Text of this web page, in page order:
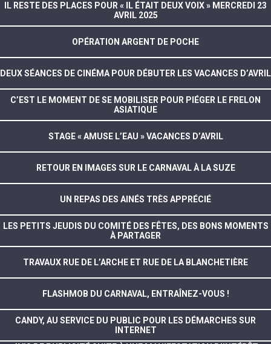
IL RESTE DES PLACES POUR « IL ÉTAIT DEUX VOIX » MERCREDI 23
AVRIL 2025
OPÉRATION ARGENT DE POCHE
DEUX SÉANCES DE CINÉMA POUR DÉBUTER LES VACANCES D’AVRIL
C’EST LE MOMENT DE SE MOBILISER POUR PIÉGER LE FRELON
ASIATIQUE
STAGE « AMUSE L’EAU » VACANCES D’AVRIL
RETOUR EN IMAGES SUR LE CARNAVAL À LA SUZE
UN REPAS DES AINÉS TRÈS APPRÉCIÉ
LES PETITS JEUDIS DU COMITÉ DES FÊTES, DES BONS MOMENTS
À PARTAGER
TRAVAUX RUE DE L’ARCHE ET RUE DE LA BLANCHETIÈRE
FLASHMOB DU CARNAVAL, ENTRAÎNEZ-VOUS !
CANDY, AU SERVICE DU PUBLIC POUR LES DÉMARCHES SUR
INTERNET